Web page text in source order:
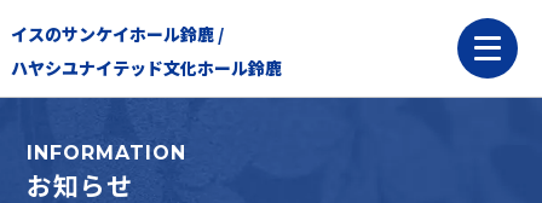
イスのサンケイホール鈴鹿 /
ハヤシユナイテッド文化ホール鈴鹿
INFORMATION
お知らせ